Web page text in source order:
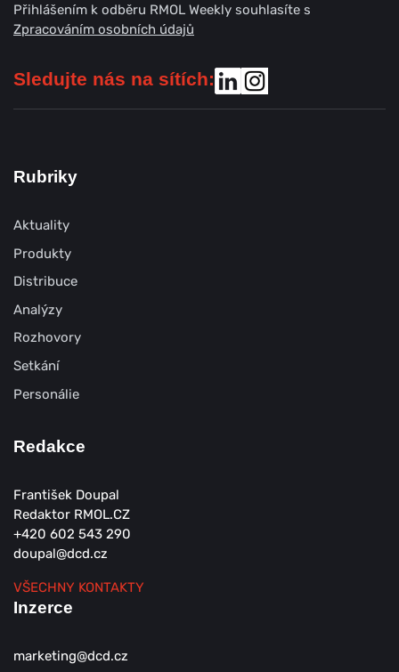
Přihlášením k odběru RMOL Weekly souhlasíte s
Zpracováním osobních údajů
Sledujte nás na sítích:
Rubriky
Aktuality
Produkty
Distribuce
Analýzy
Rozhovory
Setkání
Personálie
Redakce
František Doupal
Redaktor RMOL.CZ
+420 602 543 290
doupal@dcd.cz
VŠECHNY KONTAKTY
Inzerce
marketing@dcd.cz